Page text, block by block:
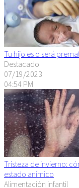
Tu hijo es o será
Destacado
07/19/2023
04:54 PM
Tristeza de invierno:
estado anímico
Alimentación infantil